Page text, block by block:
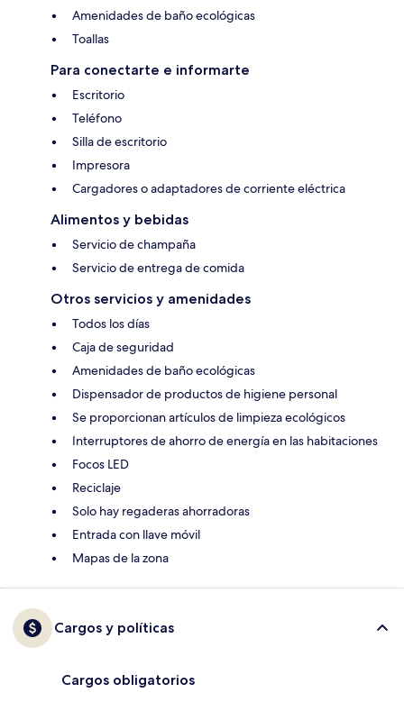
Amenidades de baño ecológicas
Toallas
Para conectarte e informarte
Escritorio
Teléfono
Silla de escritorio
Impresora
Cargadores o adaptadores de corriente eléctrica
Alimentos y bebidas
Servicio de champaña
Servicio de entrega de comida
Otros servicios y amenidades
Todos los días
Caja de seguridad
Amenidades de baño ecológicas
Dispensador de productos de higiene personal
Se proporcionan artículos de limpieza ecológicos
Interruptores de ahorro de energía en las habitaciones
Focos LED
Reciclaje
Solo hay regaderas ahorradoras
Entrada con llave móvil
Mapas de la zona
Cargos y políticas
Cargos obligatorios